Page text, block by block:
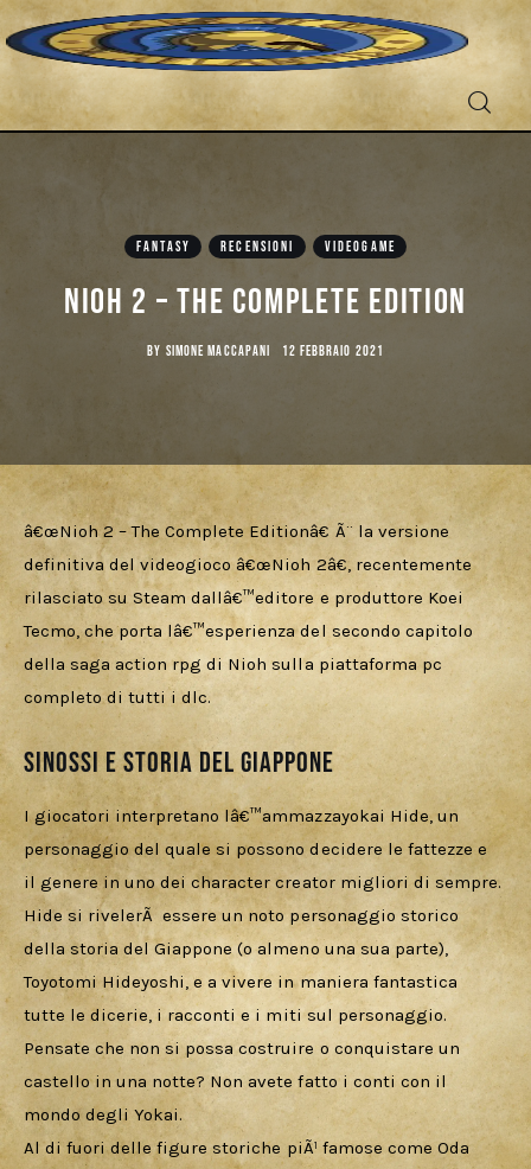
Libri e fumetti
Cercatori
Download
FANTASY RECENSIONI VIDEOGAME
Nioh 2 – The Complete Edition
BY SIMONE MACCAPANI 12 FEBBRAIO 2021
â€œNioh 2 – The Complete Editionâ€ Ã¨ la versione
definitiva del videogioco â€œNioh 2â€, recentemente
rilasciato su Steam dallâ€™editore e produttore Koei
Tecmo, che porta lâ€™esperienza del secondo capitolo
della saga action rpg di Nioh sulla piattaforma pc
completo di tutti i dlc.
Sinossi e storia del Giappone
I giocatori interpretano lâ€™ammazzayokai Hide, un
personaggio del quale si possono decidere le fattezze e
il genere in uno dei character creator migliori di sempre.
Hide si rivelerÃ  essere un noto personaggio storico
della storia del Giappone (o almeno una sua parte),
Toyotomi Hideyoshi, e a vivere in maniera fantastica
tutte le dicerie, i racconti e i miti sul personaggio.
Pensate che non si possa costruire o conquistare un
castello in una notte? Non avete fatto i conti con il
mondo degli Yokai.
Al di fuori delle figure storiche piÃ¹ famose come Oda